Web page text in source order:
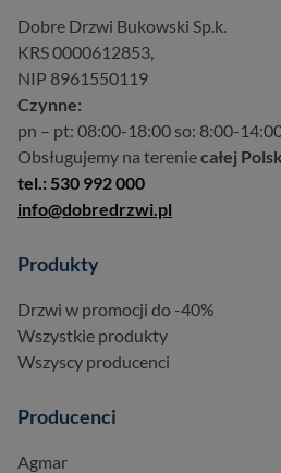
Dobre Drzwi Bukowski Sp.k.
KRS 0000612853,
NIP 8961550119
Czynne:
pn – pt: 08:00-18:00 so: 8:00-
Obsługujemy na tereniecałej
tel.: 530 992 000
info@dobredrzwi.pl
Produkty
Drzwi w promocji do -40%
Wszystkie produkty
Wszyscy producenci
Producenci
Agmar